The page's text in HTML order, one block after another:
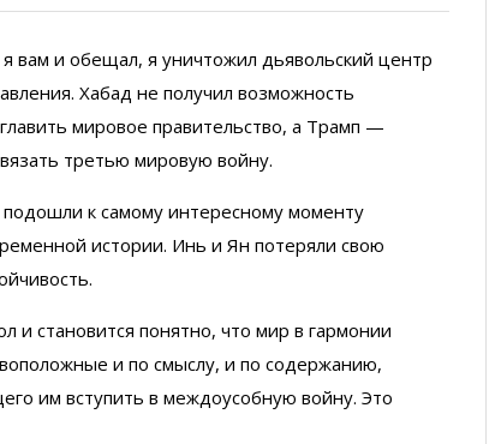
я вам и обещал, я уничтожил дьявольский центр
Хабад не получил возможность
мировое правительство, а Трамп —
третью мировую войну.
к самому интересному моменту
истории. Инь и Ян потеряли свою
и становится понятно, что мир в гармонии
и по смыслу, и по содержанию,
им вступить в междоусобную войну. Это